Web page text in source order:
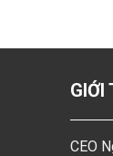
GIỚI
CEO